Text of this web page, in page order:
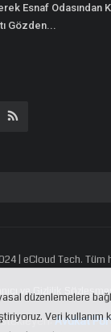
Esnaf Odasından
Gözden...
| eCloud Tech. Tüm
ve Gizlilik
Avukat
düzenlemelere
Veri kullanım